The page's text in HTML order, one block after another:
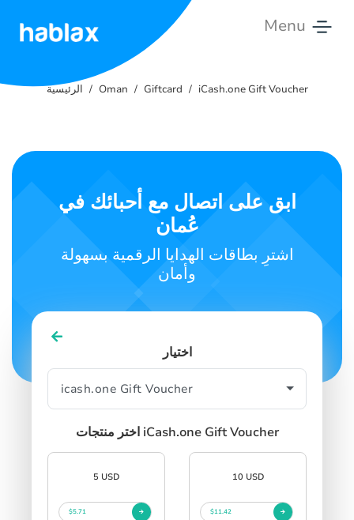
Menu
الأسعار
اتصل
SIGN IN
الرئيسية Oman Giftcard iCash.one Gift Voucher
ابق على اتصال مع أحبائك في
عُمان
اشترِ بطاقات الهدايا الرقمية بسهولة
وأمان
اختيار
اختر منتجات iCash.one Gift Voucher
5 USD
$5.71
10 USD
$11.42